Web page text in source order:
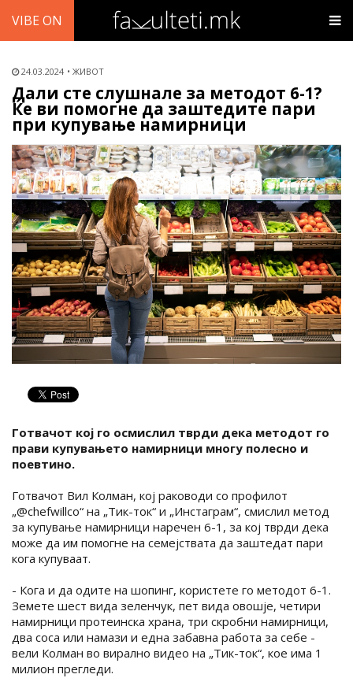
VIBE ON
24.03.2024 ЖИВОТ
Дали сте слушнале за методот 6-1?
Ќе ви помогне да заштедите пари
при купување намирници
Готвачот кој го осмислил тврди дека методот го
прави купувањето намирници многу полесно и
поевтино.
Готвачот Вил Колман, кој раководи со профилот
„@chefwillco“ на „Тик-ток“ и „Инстаграм“, смислил метод
за купување намирници наречен 6-1, за кој тврди дека
може да им помогне на семејствата да заштедат пари
кога купуваат.
- Кога и да одите на шопинг, користете го методот 6-1.
Земете шест вида зеленчук, пет вида овошје, четири
намирници протеинска храна, три скробни намирници,
два соса или намази и една забавна работа за себе -
вели Колман во вирално видео на „Тик-ток“, кое има 1
милион прегледи.